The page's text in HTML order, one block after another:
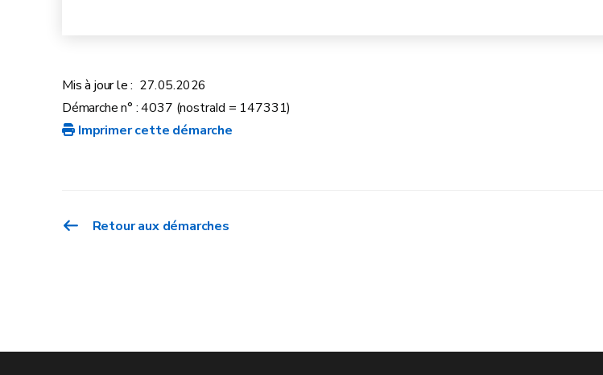
Mis à jour le : 27.05.2026
Démarche n° : 4037 (nostraId = 147331)
Imprimer cette démarche
Retour aux démarches